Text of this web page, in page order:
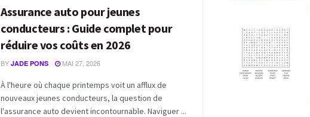
Assurance auto pour jeunes
conducteurs : Guide complet pour
réduire vos coûts en 2026
BY JADE PONS MAI 27, 2026
À l'heure où chaque printemps voit un afflux de
nouveaux jeunes conducteurs, la question de
l'assurance auto devient incontournable. Naviguer ...